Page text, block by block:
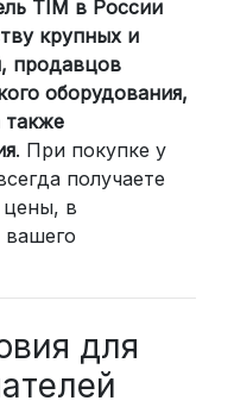
регионов
с
до
дней) или
3 дней).
от300
курьером.
стоимость — от
TIM в России
крупных и
продавцов
оборудования,
также
. При покупке у
получаете
в
вашего
для